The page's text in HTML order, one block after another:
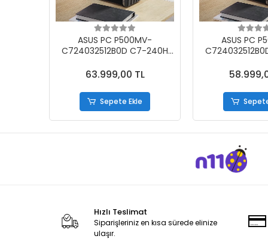
ASUS PC P500MV-
C724032512B0D C7-240H
63.999,00 TL
Sepete Ekle
ASUS PC
Hızlı Teslimat
Siparişleriniz en kısa sürede elinize
ulaşır.